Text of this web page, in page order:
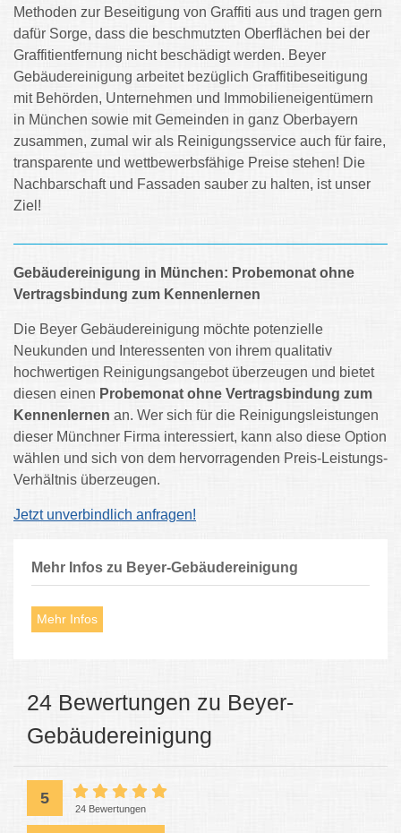
Methoden zur Beseitigung von Graffiti aus und tragen gern
dafür Sorge, dass die beschmutzten Oberflächen bei der
Graffitientfernung nicht beschädigt werden. Beyer
Gebäudereinigung arbeitet bezüglich Graffitibeseitigung
mit Behörden, Unternehmen und Immobilieneigentümern
in München sowie mit Gemeinden in ganz Oberbayern
zusammen, zumal wir als Reinigungsservice auch für faire,
transparente und wettbewerbsfähige Preise stehen! Die
Nachbarschaft und Fassaden sauber zu halten, ist unser
Ziel!
Gebäudereinigung in München: Probemonat ohne
Vertragsbindung zum Kennenlernen
Die Beyer Gebäudereinigung möchte potenzielle
Neukunden und Interessenten von ihrem qualitativ
hochwertigen Reinigungsangebot überzeugen und bietet
diesen einen Probemonat ohne Vertragsbindung zum
Kennenlernen an. Wer sich für die Reinigungsleistungen
dieser Münchner Firma interessiert, kann also diese Option
wählen und sich von dem hervorragenden Preis-Leistungs-
Verhältnis überzeugen.
Jetzt unverbindlich anfragen!
Mehr Infos zu Beyer-Gebäudereinigung
Mehr Infos
24 Bewertungen zu Beyer-
Gebäudereinigung
5
24 Bewertungen